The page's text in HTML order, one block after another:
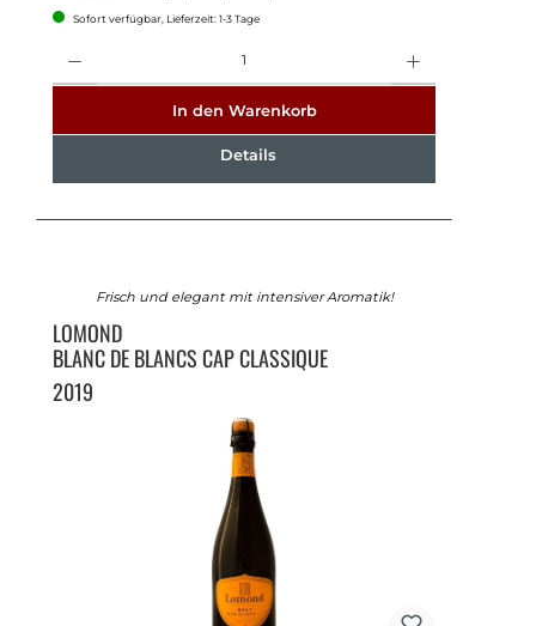
Sofort verfügbar, Lieferzeit: 1-3 Tage
In den Warenkorb
Details
Frisch und elegant mit intensiver Aromatik!
LOMOND
BLANC DE BLANCS CAP CLASSIQUE
2019